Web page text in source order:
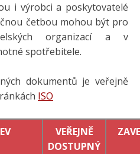
i výrobci a poskytovatelé
četbou mohou být pro
organizací a v
spotřebitele.
dokumentů je veřejně
ISO
VEŘEJNĚ
DOSTUPNÝ